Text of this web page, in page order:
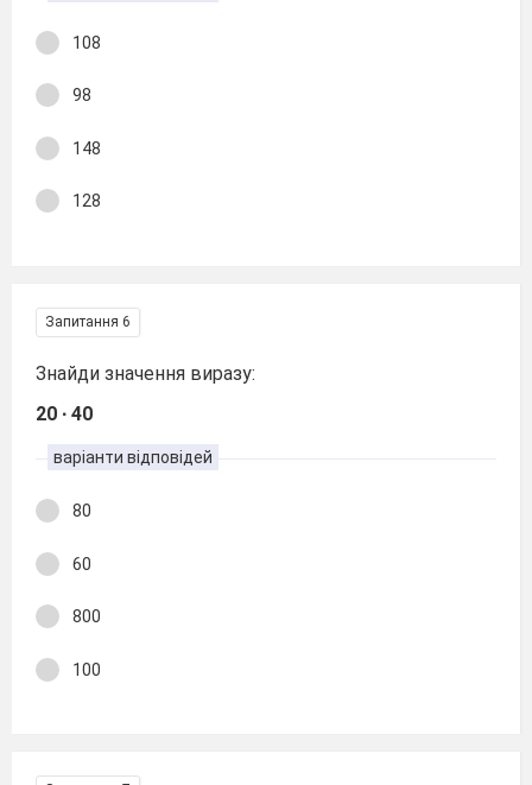
108
98
148
128
Запитання 6
Знайди значення виразу:
20 ∙ 40
варіанти відповідей
80
60
800
100